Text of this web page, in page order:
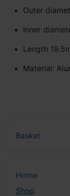
Outer
Inner
Length
Material:
Basket
Home
Shop